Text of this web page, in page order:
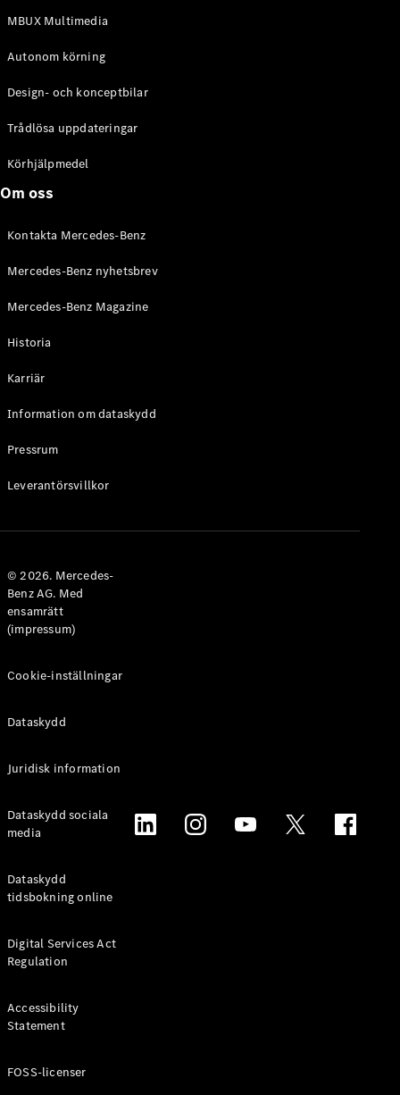
Roadster
Maybach SL
Monogram
Series
Mercedes-
Mercedes-
Store
Alla
/ Camping
van
V-Klass
Horizon
Mercedes-
Benz Online
Transportbilar
Konfigurator
MBUX Multimedia
Autonom körning
Design- och konceptbilar
Trådlösa uppdateringar
Körhjälpmedel
Om oss
Kontakta Mercedes-Benz
Mercedes-Benz nyhetsbrev
Mercedes-Benz Magazine
Historia
Karriär
Information om dataskydd
Pressrum
Leverantörsvillkor
© 2026. Mercedes-
Benz AG. Med
ensamrätt
(impressum)
Cookie-inställningar
Dataskydd
Juridisk information
Dataskydd sociala
media
Dataskydd
tidsbokning online
Digital Services Act
Regulation
Accessibility
Statement
FOSS-licenser